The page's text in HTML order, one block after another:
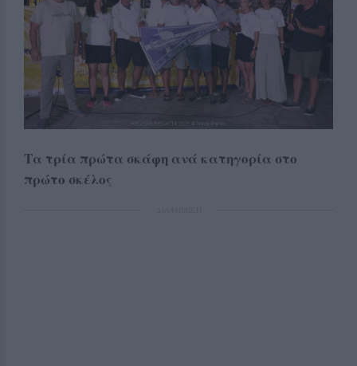
Τα τρία πρώτα σκάφη ανά κατηγορία στο
πρώτο σκέλος